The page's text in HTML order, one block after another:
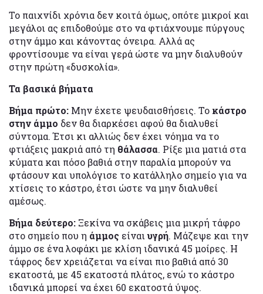
Το παιχνίδι χρόνια δεν κοιτά όμως, οπότε μικροί και
μεγάλοι ας επιδοθούμε στο να φτιάχνουμε πύργους
στην άμμο και κάνοντας όνειρα. Αλλά ας
φροντίσουμε να είναι γερά ώστε να μην διαλυθούν
στην πρώτη «δυσκολία».
Τα βασικά βήματα
Βήμα πρώτο: Μην έχετε ψευδαισθήσεις. Το κάστρο
στην άμμο δεν θα διαρκέσει αφού θα διαλυθεί
σύντομα. Έτσι κι αλλιώς δεν έχει νόημα να το
φτιάξεις μακριά από τη θάλασσα. Ρίξε μια ματιά στα
κύματα και πόσο βαθιά στην παραλία μπορούν να
φτάσουν και υπολόγισε το κατάλληλο σημείο για να
χτίσεις το κάστρο, έτσι ώστε να μην διαλυθεί
αμέσως.
Βήμα δεύτερο: Ξεκίνα να σκάβεις μια μικρή τάφρο
στο σημείο που η άμμος είναιυγρή. Μάζεψε και την
άμμο σε ένα λοφάκι με κλίση ιδανικά 45 μοίρες. Η
τάφρος δεν χρειάζεται να είναι πιο βαθιά από 30
εκατοστά, με 45 εκατοστά πλάτος, ενώ το κάστρο
ιδανικά μπορεί να έχει 60 εκατοστά ύψος.